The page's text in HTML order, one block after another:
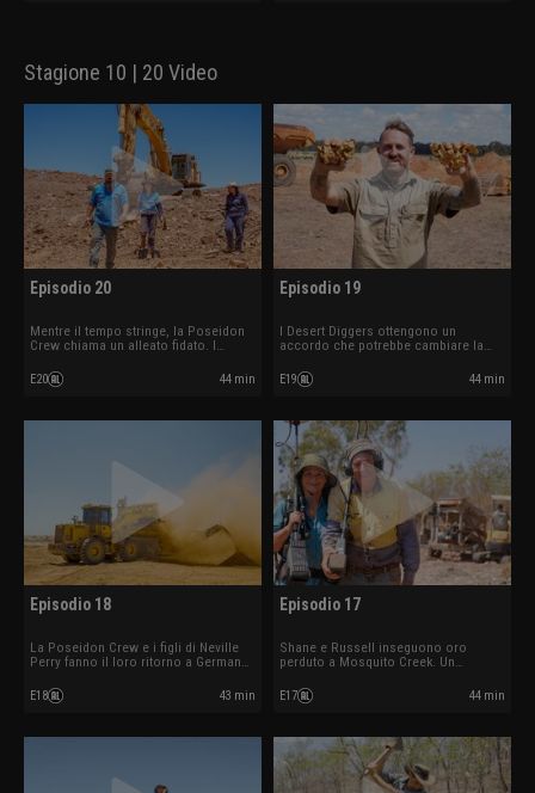
Stagione 10 | 20 Video
Episodio 20
Mentre il tempo stringe, la Poseidon
Crew chiama un alleato fidato. I
frantumare una roccia impenetrabile.
E20 44 min
Episodio 19
I Desert Diggers ottengono un
accordo che potrebbe cambiare la
spinge i Wanderers al limite.
E19 44 min
Episodio 18
La Poseidon Crew e i figli di Neville
Perry fanno il loro ritorno a German
guasti per raggiungere il loro
obiettivo.
E18 43 min
Episodio 17
Shane e Russell inseguono oro
perduto a Mosquito Creek. Un
mentre cercano di raddoppiare la loro
produzione.
E17 44 min